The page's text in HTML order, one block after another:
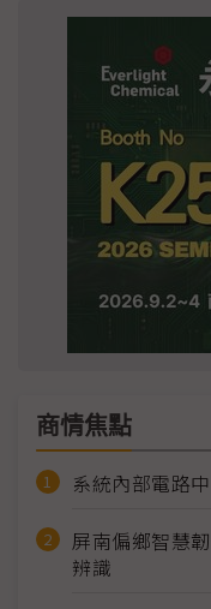
商情焦點
系統內部電路
屏南偏鄉智慧
辨識